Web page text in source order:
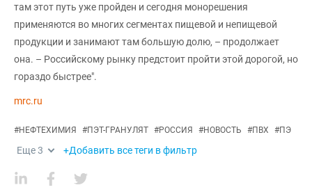
там этот путь уже пройден и сегодня монорешения
применяются во многих сегментах пищевой и непищевой
продукции и занимают там большую долю, – продолжает
она. – Российскому рынку предстоит пройти этой дорогой, но
гораздо быстрее".
mrc.ru
#НЕФТЕХИМИЯ #ПЭТ-ГРАНУЛЯТ #РОССИЯ #НОВОСТЬ #ПВХ #ПЭ
Еще3 +Добавить все теги в фильтр